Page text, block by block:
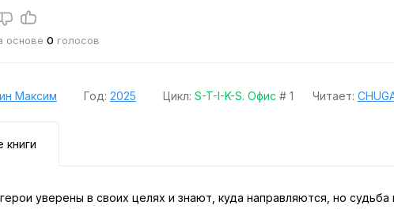
основе 0 голосов
Максим Год: 2025 Цикл: S-T-I-K-S. Офис # 1 Читает:
книги
уверены в своих целях и знают, куда направляются, но